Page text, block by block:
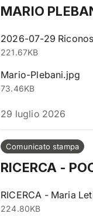
MARIO
2026-07-29
221.67KB
Mario-Plebani.jpg
73.46KB
29 luglio 2026
Comunicato stampa
RICERCA -
RICERCA - Maria
224.80KB